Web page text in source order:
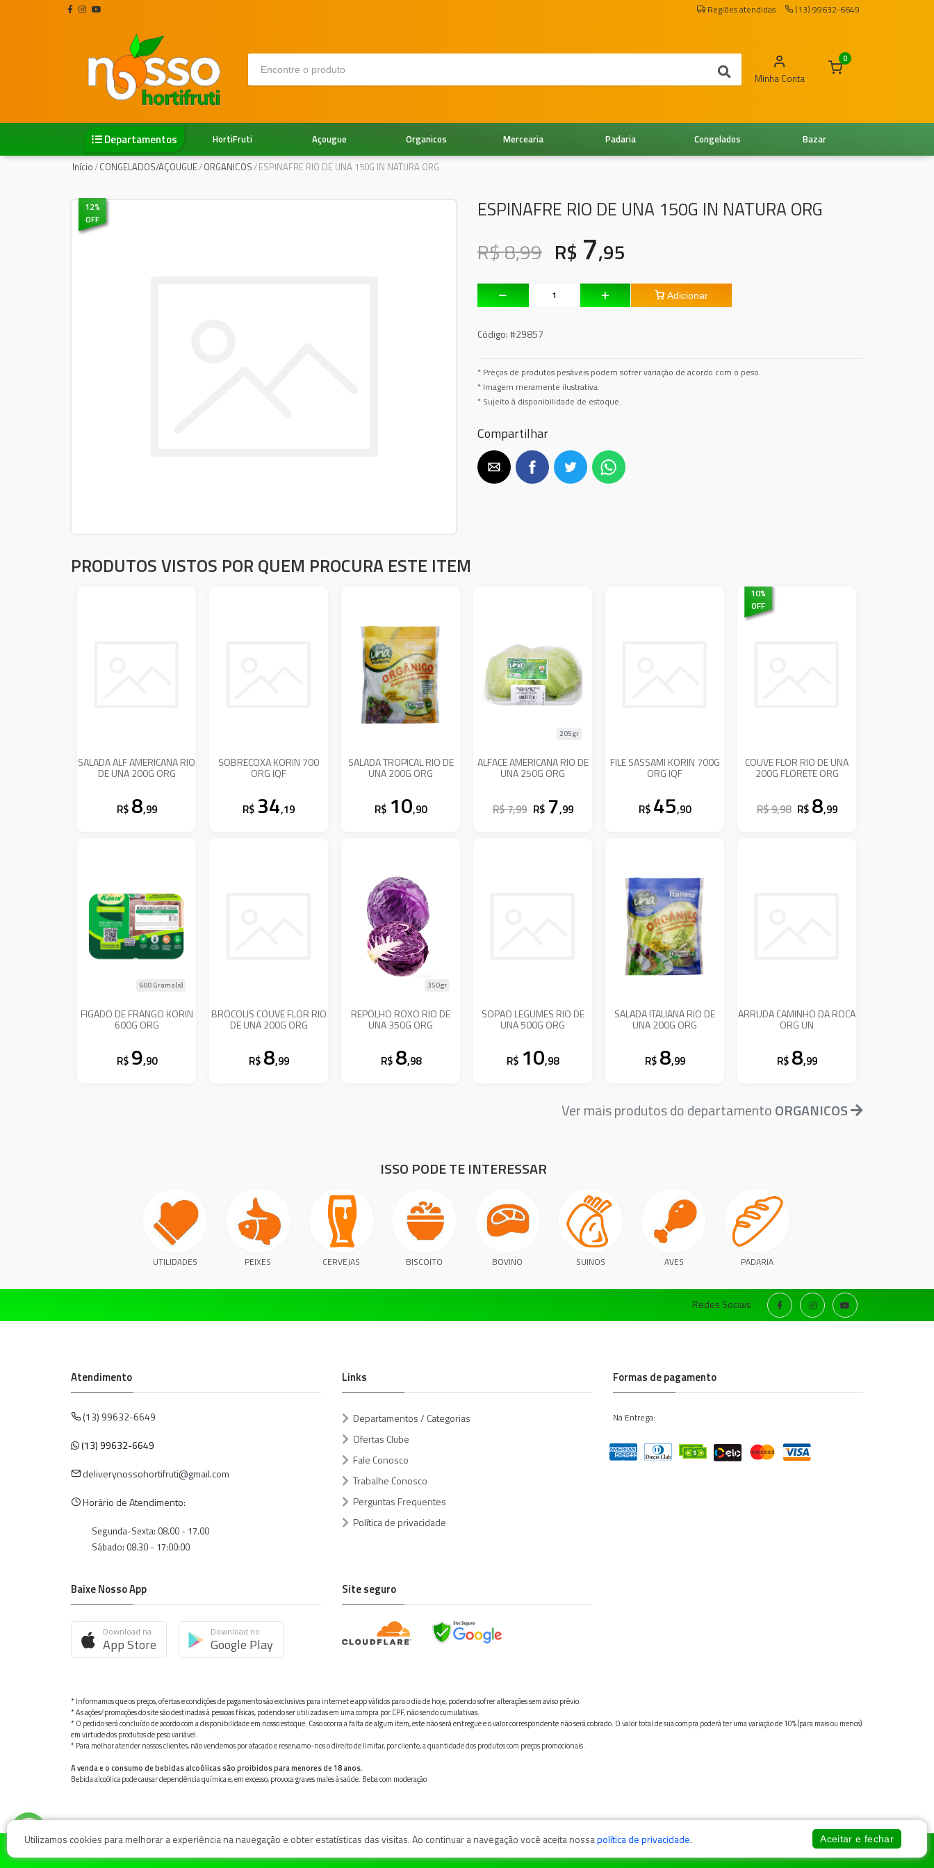
Regiões atendidas (13) 99632-6649
Minha Conta
0
Departamentos Bazar
Congelados
Padaria
Mercearia
Organicos
Açougue
HortiFruti
Início/CONGELADOS/AÇOUGUE/ORGANICOS/ESPINAFRE RIO DE UNA 150G IN NATURA ORG
12%
OFF
ESPINAFRE RIO DE UNA 150G IN NATURA ORG
R$ 8,99 R$ 7,95
Adicionar
Código:#29857
* Preços de produtos pesáveis podem sofrer variação de acordo com o peso.
* Imagem meramente ilustrativa.
* Sujeito à disponibilidade de estoque.
Compartilhar
PRODUTOS VISTOS POR QUEM PROCURA ESTE ITEM
SALADA ALF AMERICANA RIO
DE UNA 200G ORG
R$ 8,99
SOBRECOXA KORIN 700
ORG IQF
R$ 34,19
SALADA TROPICAL RIO DE
UNA 200G ORG
R$ 10,90
ALFACE AMERICANA RIO DE
UNA 250G ORG
205gr
R$ 7,99 R$ 7,99
FILE SASSAMI KORIN 700G
ORG IQF
R$ 45,90
10%
OFF
COUVE FLOR RIO DE UNA
200G FLORETE ORG
R$ 9,98 R$ 8,99
FIGADO DE FRANGO KORIN
600G ORG
600 Grama(s)
R$ 9,90
BROCOLIS COUVE FLOR RIO
DE UNA 200G ORG
R$ 8,99
REPOLHO ROXO RIO DE
UNA 350G ORG
350gr
R$ 8,98
SOPAO LEGUMES RIO DE
UNA 500G ORG
R$ 10,98
SALADA ITALIANA RIO DE
UNA 200G ORG
R$ 8,99
ARRUDA CAMINHO DA ROCA
ORG UN
R$ 8,99
Ver mais produtos do departamentoORGANICOS
ISSO PODE TE INTERESSAR
UTILIDADES PEIXES CERVEJAS BISCOITO BOVINO SUINOS AVES PADARIA
Redes Sociais
Atendimento
(13) 99632-6649
(13) 99632-6649
deliverynossohortifruti@gmail.com
Horário de Atendimento:
Segunda-Sexta: 08.00 - 17.00
Sábado: 08.30 - 17:00:00
Links
Departamentos / Categorias
Ofertas Clube
Fale Conosco
Trabalhe Conosco
Perguntas Frequentes
Política de privacidade
Formas de pagamento
Na Entrega:
Baixe Nosso App
Download na
App Store
Download no
Google Play
Site seguro
* Informamos que os preços, ofertas e condições de pagamento são exclusivos para internet e app válidos para o dia de hoje, podendo sofrer alterações sem aviso prévio.
* As ações/promoções do site são destinadas à pessoas físicas, podendo ser utilizadas em uma compra por CPF, não sendo cumulativas.
* O pedido será concluído de acordo com a disponibilidade em nosso estoque. Caso ocorra a falta de algum item, este não será entregue e o valor correspondente não será cobrado. O valor total de sua compra poderá ter uma variação de 10% (para mais ou menos)
em virtude dos produtos de peso variável.
* Para melhor atender nossos clientes, não vendemos por atacado e reservamo-nos o direito de limitar, por cliente, a quantidade dos produtos com preços promocionais.
A venda e o consumo de bebidas alcoólicas são proibidos para menores de 18 anos.
Bebida alcoólica pode causar dependência química e, em excesso, provoca graves males à saúde. Beba com moderação
Utilizamos cookies para melhorar a experiência na navegação e obter estatísticas das visitas. Ao continuar a navegação você aceita nossapolítica de privacidade. Aceitar e fechar